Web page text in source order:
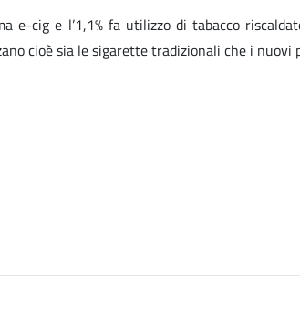
e-cig e l’1,1% fa utilizzo di tabacco
cioè sia le sigarette tradizionali che i nuovi